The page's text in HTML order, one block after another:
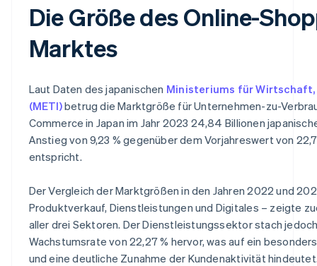
Die Größe des Online-
Marktes
Laut Daten des japanischen Ministeriums für Wirtschaft,
(METI)betrug die Marktgröße für Unternehmen-zu-
Commerce in Japan im Jahr 2023 24,84 Billionen
Anstieg von 9,23 % gegenüber dem Vorjahreswert von
entspricht.
Der Vergleich der Marktgrößen in den Jahren 2022 und
Produktverkauf, Dienstleistungen und Digitales – zeigte
aller drei Sektoren. Der Dienstleistungssektor stach
Wachstumsrate von 22,27 % hervor, was auf ein
und eine deutliche Zunahme der Kundenaktivität